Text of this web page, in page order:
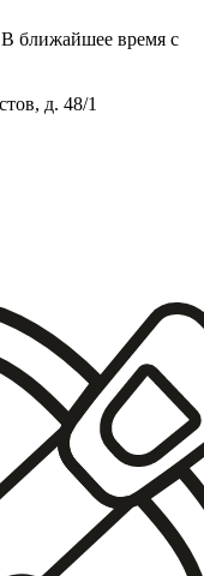
ближайшее время с
д. 48/1